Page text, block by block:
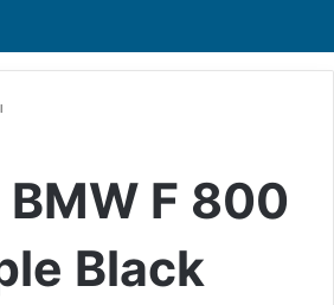
F 800
Black